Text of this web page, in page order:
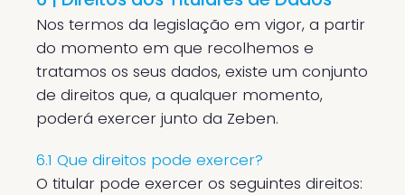
Nos termos da legislação em vigor, a partir
do momento em que recolhemos e
tratamos os seus dados, existe um conjunto
de direitos que, a qualquer momento,
poderá exercer junto da Zeben.
6.1 Que direitos pode exercer?
O titular pode exercer os seguintes direitos: